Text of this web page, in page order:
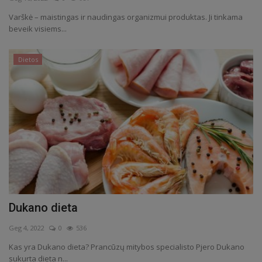
Receptai
Varškė – maistingas ir naudingas organizmui produktas. Ji tinkama
beveik visiems...
Dietos
Dukano dieta
Geg 4, 2022 0 536
Kas yra Dukano dieta? Prancūzų mitybos specialisto Pjero Dukano
sukurta dieta n...